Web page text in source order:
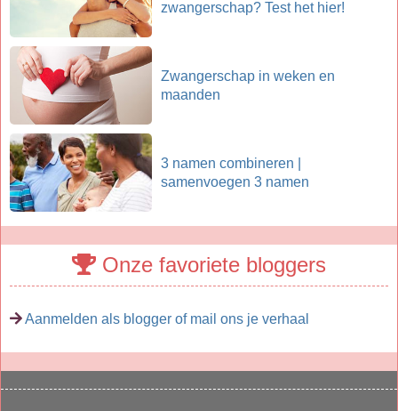
zwangerschap? Test het hier!
Zwangerschap in weken en
maanden
3 namen combineren |
samenvoegen 3 namen
Onze favoriete bloggers
Aanmelden als blogger of mail ons je verhaal